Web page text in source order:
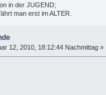
in der JUGEND;
man erst im ALTER.
12, 2010, 18:12:44 Nachmittag »